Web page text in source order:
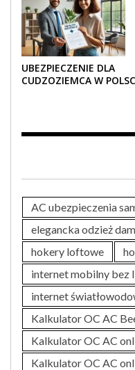
UBEZPIECZENIE DLA
CUDZOZIEMCA W
AC ubezpieczenia
elegancka odzież
hokery loftowe
internet mobilny bez
internet
Kalkulator OC AC
Kalkulator OC AC
Kalkulator OC AC